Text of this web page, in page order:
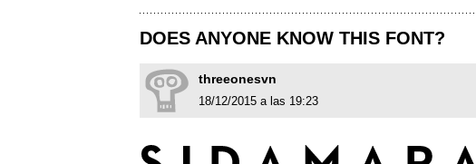
DOES ANYONE KNOW THIS FONT?
threeonesvn
18/12/2015 a las 19:23